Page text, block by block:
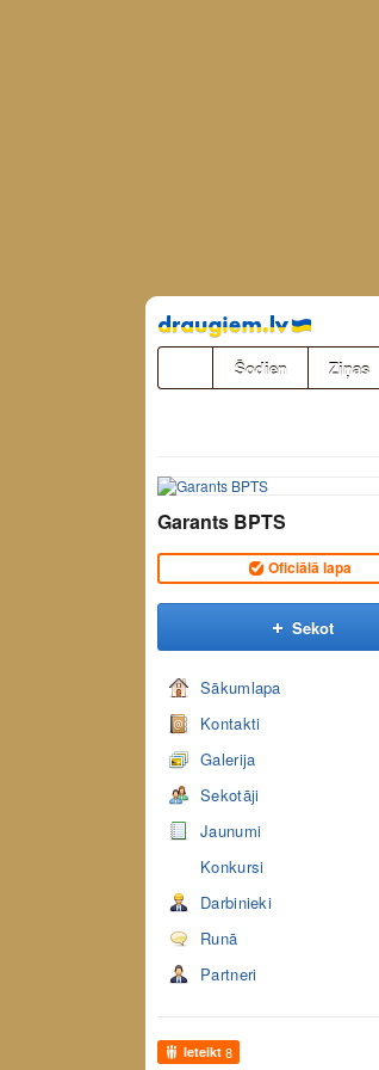
Pāriet
uz
saturu
Šodien Ziņas
Garants BPTS
Oficiālā lapa
Sekot
Sākumlapa
Kontakti
Galerija
Sekotāji
Jaunumi
Konkursi
Darbinieki
Runā
Partneri
Ieteikt 8